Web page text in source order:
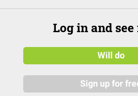
Log in and see
Will do
Sign up for